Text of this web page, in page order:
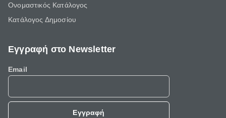
Ονομαστικός Κατάλογος
Κατάλογος Δημοσίου
Εγγραφή στο Newsletter
Email
Εγγραφή